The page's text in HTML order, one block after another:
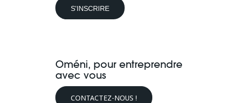
Oméni, pour entreprendre
avec vous
CONTACTEZ-NOUS !